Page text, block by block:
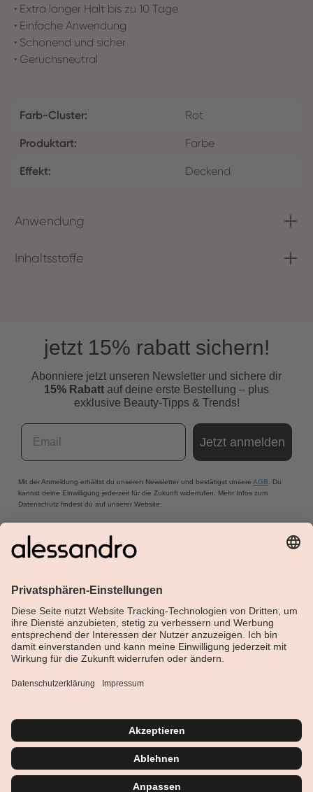
• Extra langer Halt bis zu 10 Tage
• Einfache Anwendung
• Schonend und sicher
• Geruchsneutral
Farb-Cluster: Rot
Produktart: Farbe
Effekt: Deckend
Anwendung
Inhaltsstoffe
jetzt 15% rabatt sichern!
Abonniere jetzt unseren Newsletter und sichere dir
15% Rabatt auf deine erste Bestellung – plus
exklusive Beauty-Tipps & Trends!
Email
Jetzt anmelden
Mit der Anmeldung erhältst du unseren Newsletter und bestätigst unsere AGB . Du
kannst deine Einwilligung jederzeit für die Zukunft widerrufen. Mehr Infos zum
Datenschutz findest du auf unserer Website.
Über Alessandro
Shop
Vertrag widerrufen